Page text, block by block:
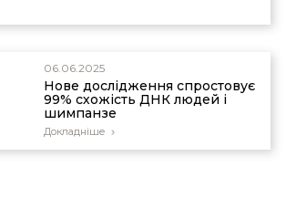
06.06.2025
Нове дослідження спростовує
99% схожість ДНК людей і
шимпанзе
Докладніше